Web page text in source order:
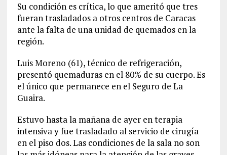
Su condición es crítica, lo que ameritó que tres
fueran trasladados a otros centros de Caracas
ante la falta de una unidad de quemados en la
región.
Luis Moreno (61), técnico de refrigeración,
presentó quemaduras en el 80% de su cuerpo. Es
el único que permanece en el Seguro de La
Guaira.
Estuvo hasta la mañana de ayer en terapia
intensiva y fue trasladado al servicio de cirugía
en el piso dos. Las condiciones de la sala no son